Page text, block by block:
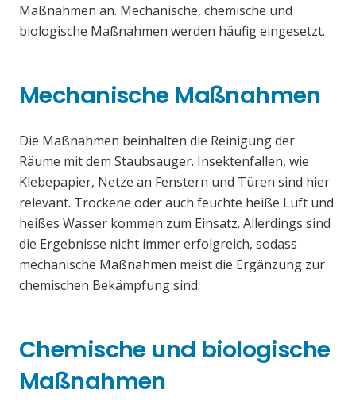
Maßnahmen an. Mechanische, chemische und
biologische Maßnahmen werden häufig eingesetzt.
Mechanische Maßnahmen
Die Maßnahmen beinhalten die Reinigung der
Räume mit dem Staubsauger. Insektenfallen, wie
Klebepapier, Netze an Fenstern und Türen sind hier
relevant. Trockene oder auch feuchte heiße Luft und
heißes Wasser kommen zum Einsatz. Allerdings sind
die Ergebnisse nicht immer erfolgreich, sodass
mechanische Maßnahmen meist die Ergänzung zur
chemischen Bekämpfung sind.
Chemische und biologische
Maßnahmen